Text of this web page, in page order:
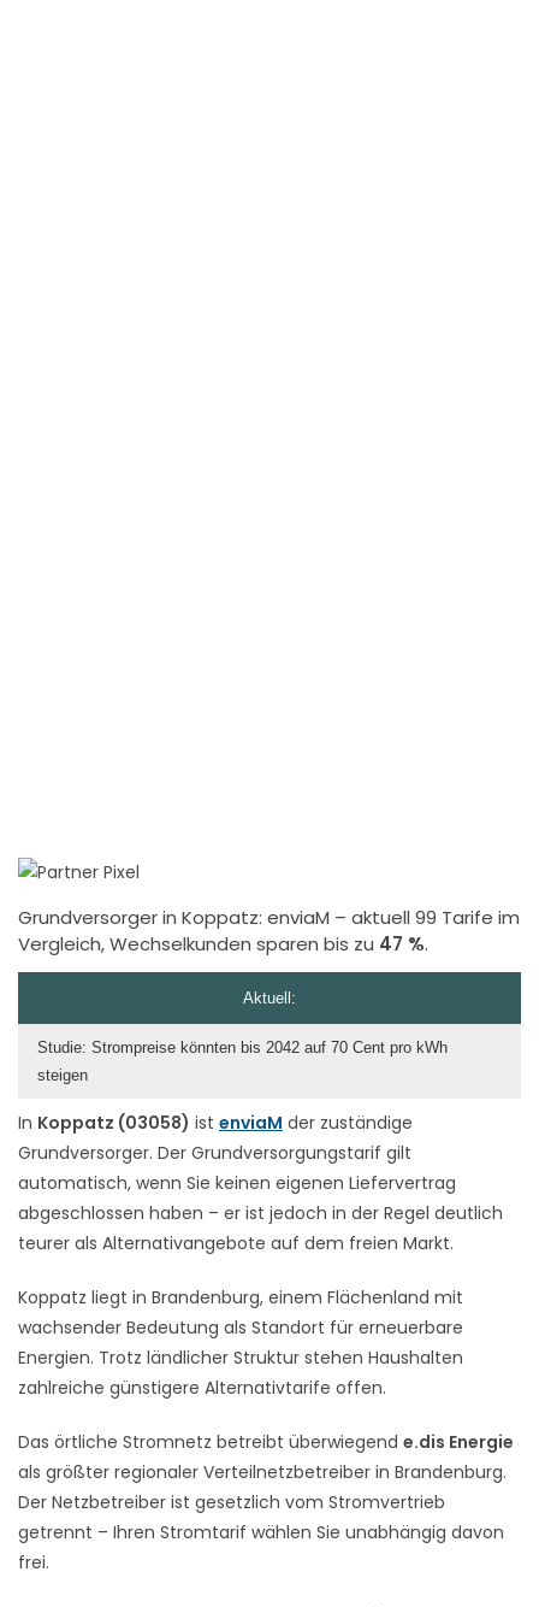
Grundversorger in Koppatz: enviaM – aktuell 99 Tarife im
Vergleich, Wechselkunden sparen bis zu 47 %.
In Koppatz (03058) ist enviaM der zuständige
Grundversorger. Der Grundversorgungstarif gilt
automatisch, wenn Sie keinen eigenen Liefervertrag
abgeschlossen haben – er ist jedoch in der Regel deutlich
teurer als Alternativangebote auf dem freien Markt.
Koppatz liegt in Brandenburg, einem Flächenland mit
wachsender Bedeutung als Standort für erneuerbare
Energien. Trotz ländlicher Struktur stehen Haushalten
zahlreiche günstigere Alternativtarife offen.
Das örtliche Stromnetz betreibt überwiegend e.dis Energie
als größter regionaler Verteilnetzbetreiber in Brandenburg.
Der Netzbetreiber ist gesetzlich vom Stromvertrieb
getrennt – Ihren Stromtarif wählen Sie unabhängig davon
frei.
Aktuell:
Studie: Strompreise könnten bis 2042 auf 70 Cent pro kWh
steigen